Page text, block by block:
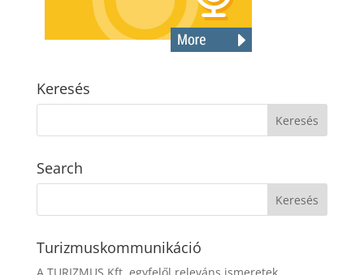
Keresés
Search
Turizmuskommunikáció